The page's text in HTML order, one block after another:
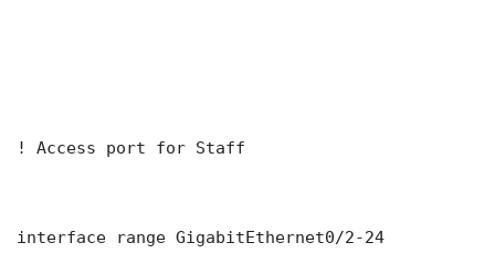
! Access port for Staff
interface range GigabitEthernet0/2-24